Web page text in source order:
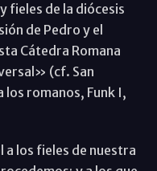
fieles de la diócesis
de Pedro y el
Cátedra Romana
(cf. San
los romanos, Funk I,
los fieles de nuestra